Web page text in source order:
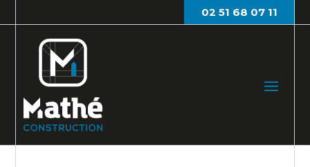
02 51 68 07 11